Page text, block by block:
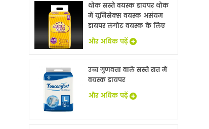
थोक सस्ते वयस्क डायपर थोक
में यूनिसेक्स वयस्क असंयम
डायपर लंगोट वयस्क के लिए
नि: शुल्क नमूने
और अधिक पढ़ें
उच्च गुणवत्ता वाले सस्ते रात में
वयस्क डायपर
और अधिक पढ़ें